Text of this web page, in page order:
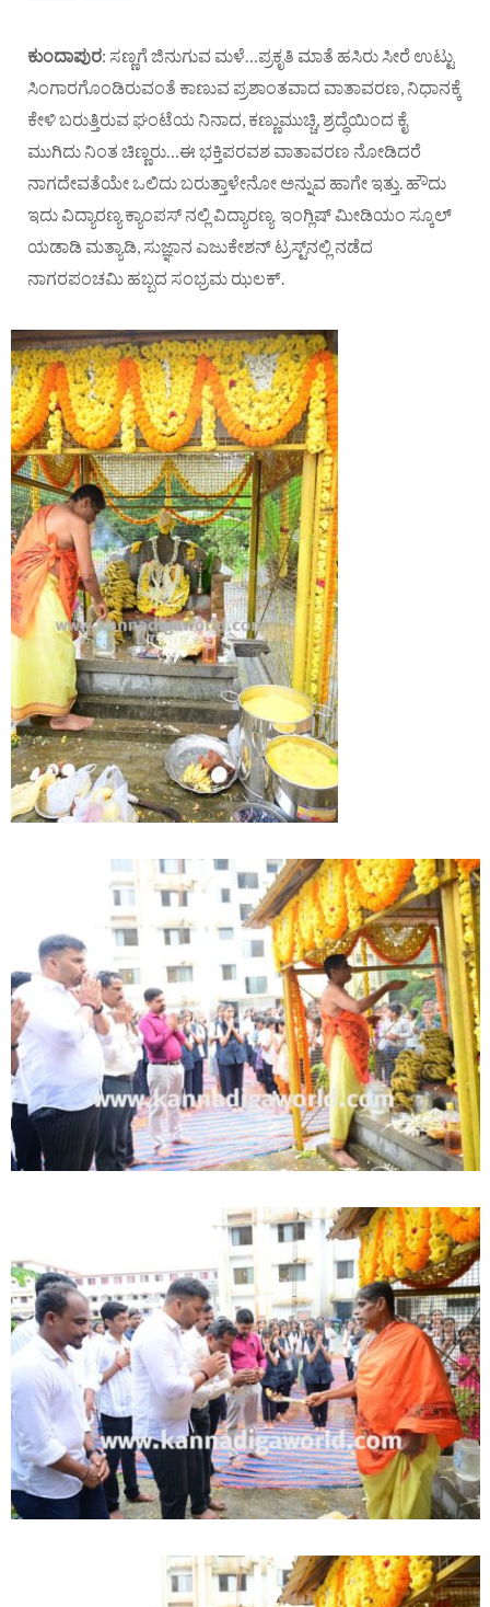
ಕುಂದಾಪುರ: ಸಣ್ಣಗೆ ಜಿನುಗುವ ಮಳೆ…ಪ್ರಕೃತಿ ಮಾತೆ ಹಸಿರು ಸೀರೆ ಉಟ್ಟು
ಸಿಂಗಾರಗೊಂಡಿರುವಂತೆ ಕಾಣುವ ಪ್ರಶಾಂತವಾದ ವಾತಾವರಣ, ನಿಧಾನಕ್ಕೆ
ಕೇಳಿ ಬರುತ್ತಿರುವ ಘಂಟೆಯ ನಿನಾದ, ಕಣ್ಣುಮುಚ್ಚಿ, ಶ್ರದ್ಧೆಯಿಂದ ಕೈ
ಮುಗಿದು ನಿಂತ ಚಿಣ್ಣರು…ಈ ಭಕ್ತಿಪರವಶ ವಾತಾವರಣ ನೋಡಿದರೆ
ನಾಗದೇವತೆಯೇ ಒಲಿದು ಬರುತ್ತಾಳೇನೋ ಅನ್ನುವ ಹಾಗೇ ಇತ್ತು. ಹೌದು
ಇದು ವಿದ್ಯಾರಣ್ಯ ಕ್ಯಾಂಪಸ್ ನಲ್ಲಿ ವಿದ್ಯಾರಣ್ಯ ಇಂಗ್ಲಿಷ್ ಮೀಡಿಯಂ ಸ್ಕೂಲ್
ಯಡಾಡಿ ಮತ್ಯಾಡಿ, ಸುಜ್ಞಾನ ಎಜುಕೇಶನ್ ಟ್ರಸ್ಟ್‌ನಲ್ಲಿ ನಡೆದ
ನಾಗರಪಂಚಮಿ ಹಬ್ಬದ ಸಂಭ್ರಮ ಝಲಕ್.